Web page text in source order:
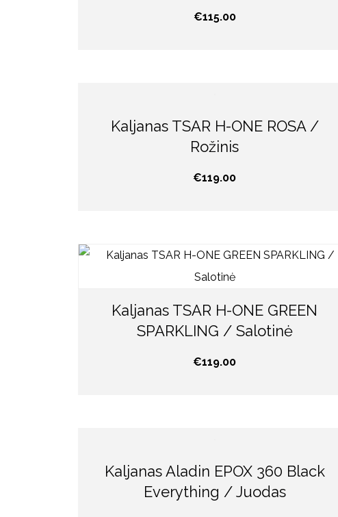
€115.00
Kaljanas TSAR H-ONE ROSA /
Rožinis
€119.00
Kaljanas TSAR H-ONE GREEN
SPARKLING / Salotinė
€119.00
Kaljanas Aladin EPOX 360 Black
Everything / Juodas